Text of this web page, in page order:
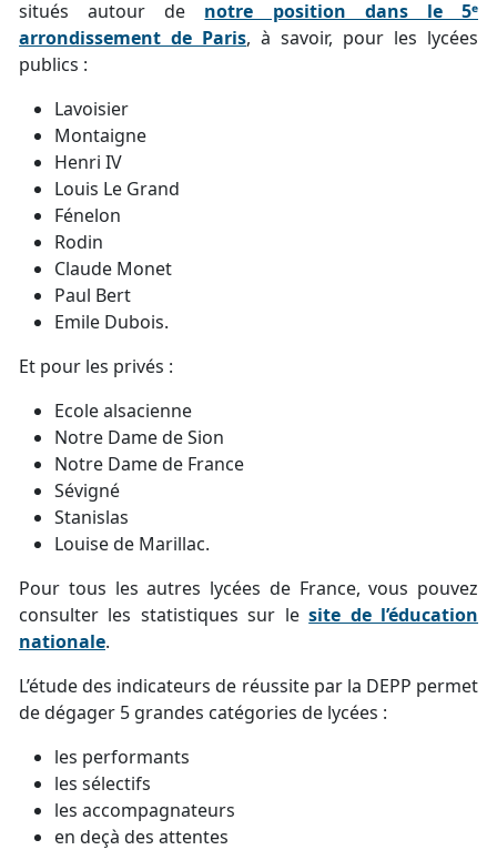
situés autour de notre position dans le 5ᵉ
arrondissement de Paris, à savoir, pour les lycées
publics :
Lavoisier
Montaigne
Henri IV
Louis Le Grand
Fénelon
Rodin
Claude Monet
Paul Bert
Emile Dubois.
Et pour les privés :
Ecole alsacienne
Notre Dame de Sion
Notre Dame de France
Sévigné
Stanislas
Louise de Marillac.
Pour tous les autres lycées de France, vous pouvez
consulter les statistiques sur lesite de l’éducation
nationale.
L’étude des indicateurs de réussite par la DEPP permet
de dégager 5 grandes catégories de lycées :
les performants
les sélectifs
les accompagnateurs
en deçà des attentes